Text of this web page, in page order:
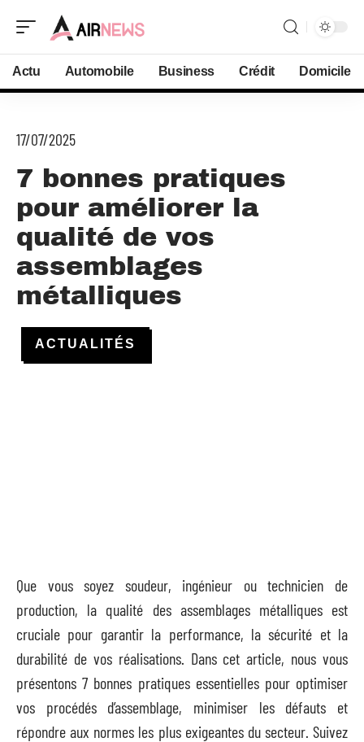
Actu Automobile Business Crédit Domicile
17/07/2025
7 bonnes pratiques
pour améliorer la
qualité de vos
assemblages
métalliques
ACTUALITÉS
Que vous soyez soudeur, ingénieur ou technicien de
production, la qualité des assemblages métalliques est
cruciale pour garantir la performance, la sécurité et la
durabilité de vos réalisations. Dans cet article, nous vous
présentons 7 bonnes pratiques essentielles pour optimiser
vos procédés d’assemblage, minimiser les défauts et
répondre aux normes les plus exigeantes du secteur. Suivez